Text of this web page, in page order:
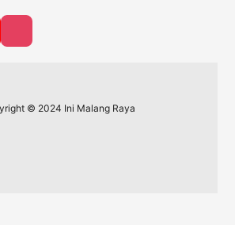
© 2024 Ini Malang Raya